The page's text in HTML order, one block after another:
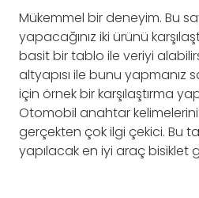
Mükemmel bir deneyim. Bu
yapacağınız iki ürünü
basit bir tablo ile veriyi
altyapısı ile bunu yapmanız
için örnek bir karşılaştırma
Otomobil anahtar kelimelerini
gerçekten çok ilgi çekici. Bu
yapılacak en iyi araç bisiklet